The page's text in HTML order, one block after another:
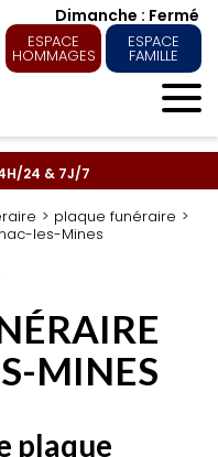
Dimanche : Fermé
24 & 7J/7
ESPACE
HOMMAGES
ESPACE
FAMILLE
plaque funéraire
les-Mines
MINES
plaque